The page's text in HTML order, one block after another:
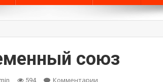
союз
594 Комментарии